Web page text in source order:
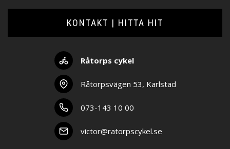
KONTAKT | HITTA HIT
Råtorps cykel
Råtorpsvägen 53, Karlstad
073-143 10 00
victor@ratorpscykel.se